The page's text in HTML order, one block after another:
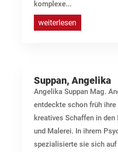
komplexe...
weiterlesen
Suppan, Angelika
Angelika Suppan Mag.
entdeckte schon früh
kreatives Schaffen in
und Malerei. In ihrem
spezialisierte sie sich